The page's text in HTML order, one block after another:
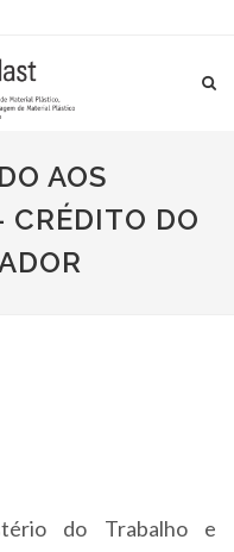
AOS
CRÉDITO DO
do Trabalho e